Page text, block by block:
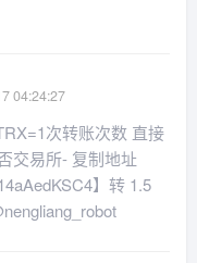
04:24:27
次转账次数 直接
交易所- 复制地址
】转 1.5